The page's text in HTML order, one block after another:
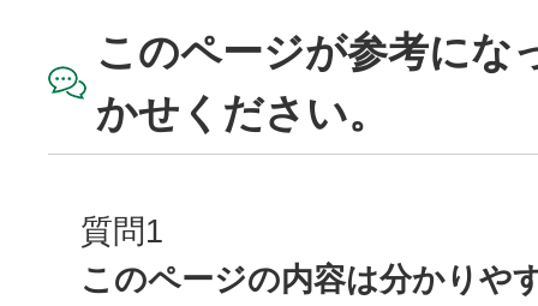
このページが参考にな
かせください。
質問1
このページの内容は分かりや